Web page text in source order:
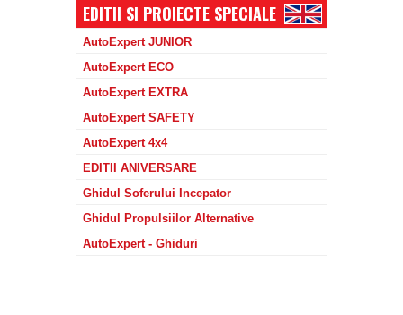
EDITII SI PROIECTE SPECIALE
AutoExpert JUNIOR
AutoExpert ECO
AutoExpert EXTRA
AutoExpert SAFETY
AutoExpert 4x4
EDITII ANIVERSARE
Ghidul Soferului Incepator
Ghidul Propulsiilor Alternative
AutoExpert - Ghiduri